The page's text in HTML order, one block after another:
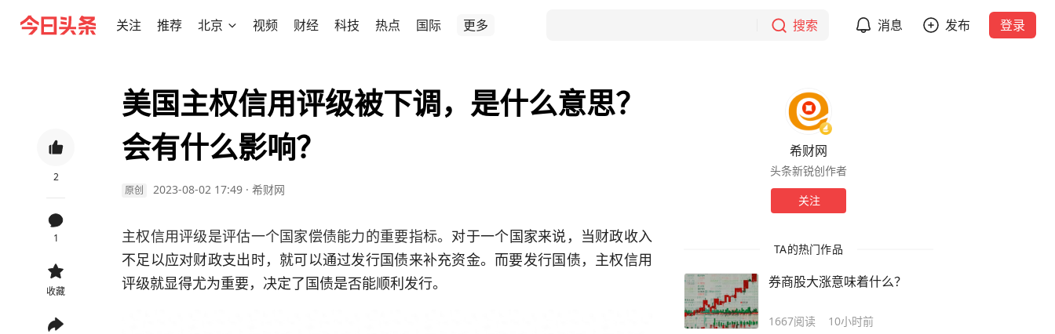
关注 推荐 北京 视频 财经 科技 热点 国际 更多 搜索 消息 发布 登录
2
1
收藏
美国主权信用评级被下调，是什么意思？
会有什么影响？
原创 2023-08-02 17:49 · 希财网
主权信用评级是评估一个国家偿债能力的重要指标。 对于一个国家来说，当财政收入
不足以应对财政支出时，就可以通过发行国债来补充资金。而要发行国债，主权信用
评级就显得尤为重要，决定了国债是否能顺利发行。
希财网
头条新锐创作者
关注
TA的热门作品
券商股大涨意味着什么？
1667阅读 10小时前